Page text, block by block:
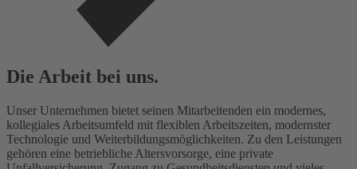
Die Arbeit bei uns.
Unser Unternehmen bietet seinen Mitarbeitenden ein modernes,
kollegiales Arbeitsumfeld mit flexiblen Arbeitszeiten, modernster
Technologie und Weiterbildungsmöglichkeiten. Zu den Leistungen
gehören eine betriebliche Altersvorsorge, eine private